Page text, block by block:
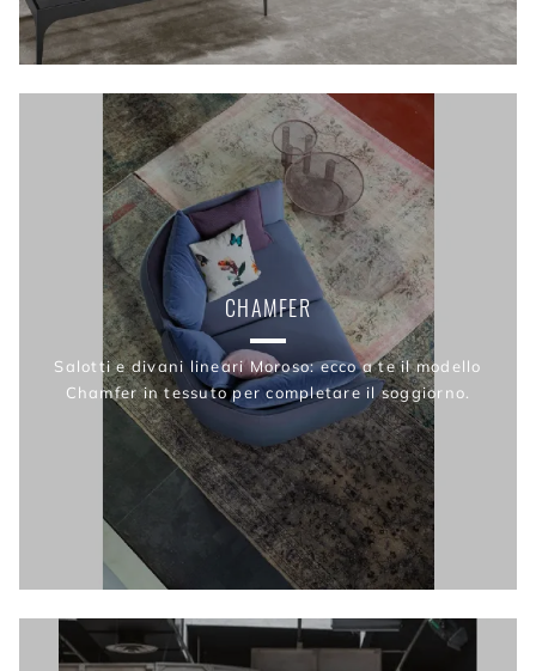
CHAMFER
Salotti e divani lineari Moroso: ecco a te il modello
Chamfer in tessuto per completare il soggiorno.